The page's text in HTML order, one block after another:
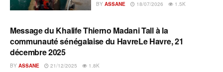
BY ASSANE 18/07/2026 1.5K
A L'INSTANT
Message du Khalife Thierno Madani Tall à la
communauté sénégalaise du HavreLe Havre, 21
décembre 2025
BY ASSANE 21/12/2025 1.8K